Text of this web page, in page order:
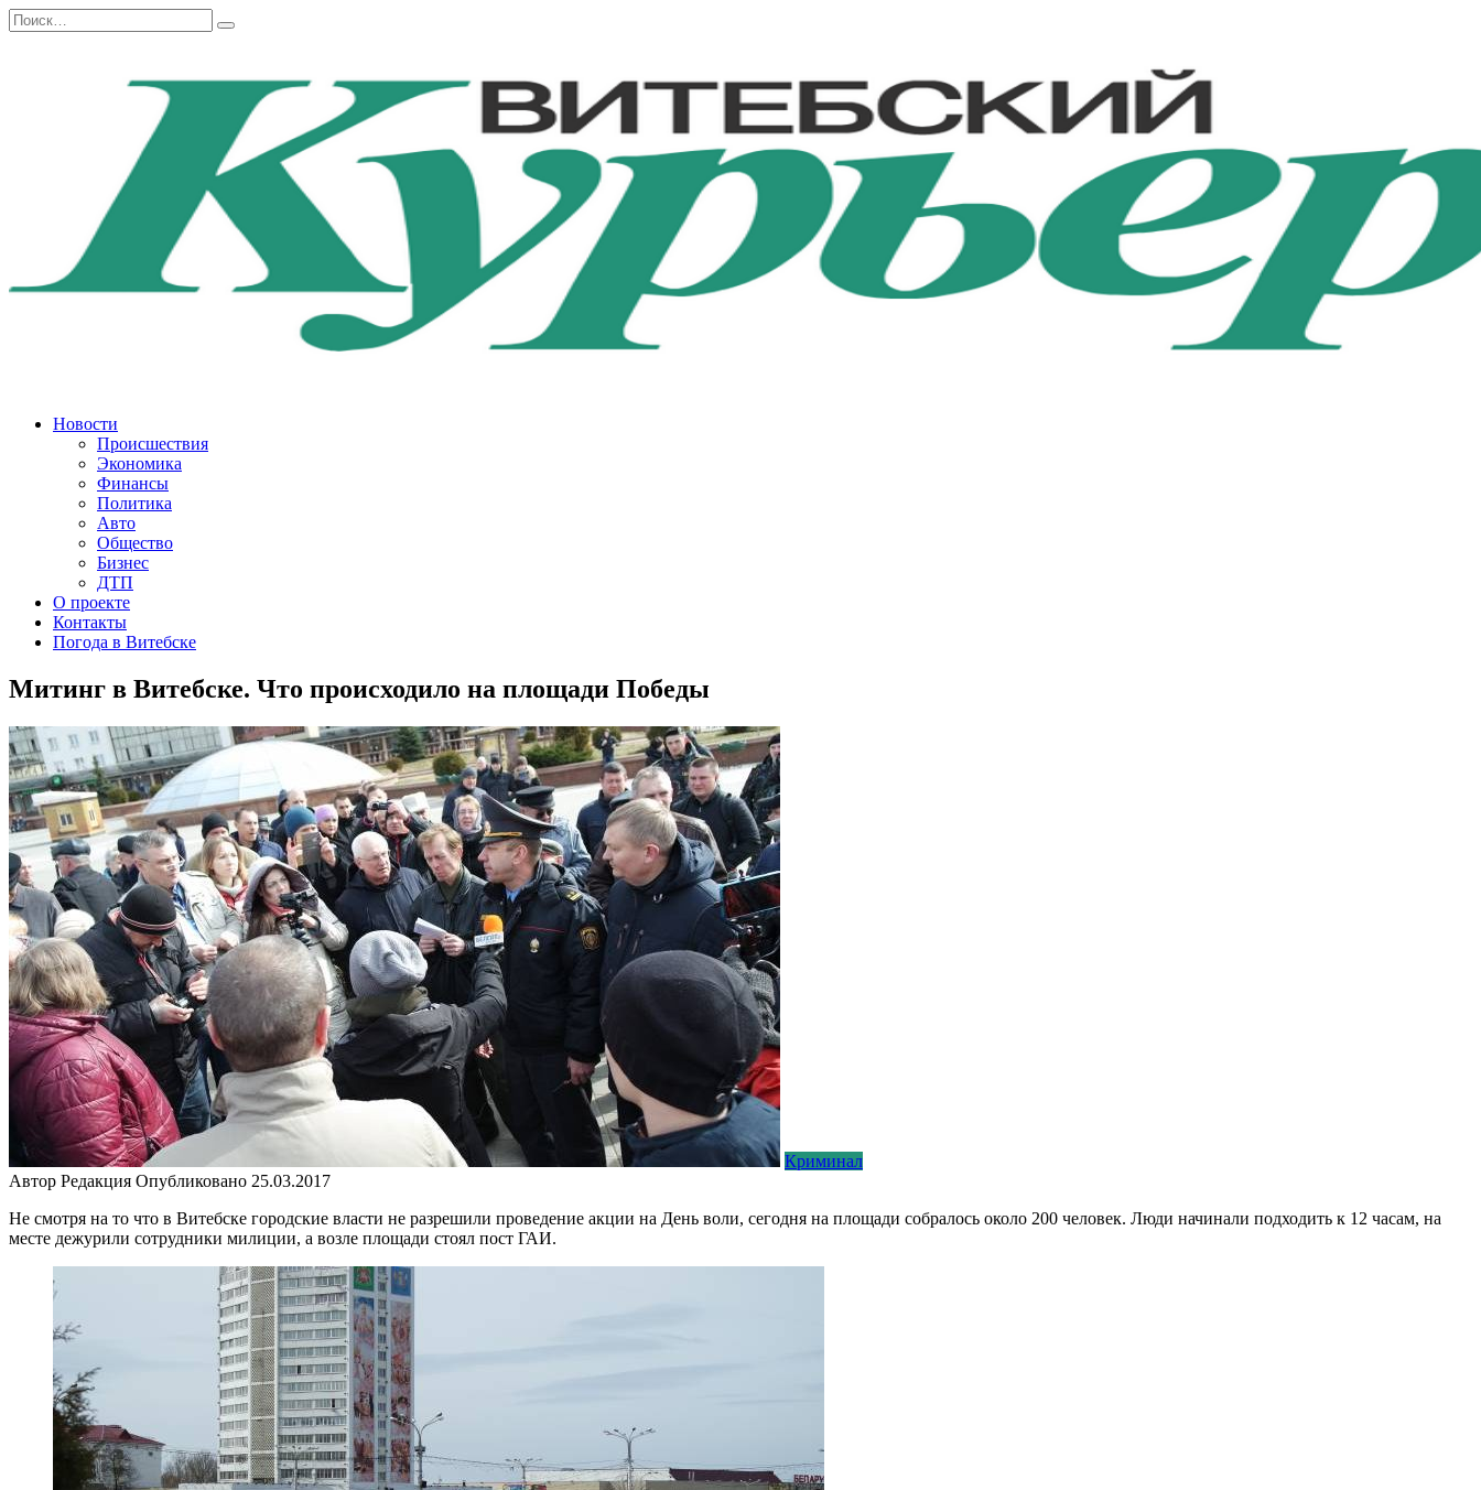
Перейти
к
Search
for:
Новости
Происшествия
Экономика
Финансы
Политика
Авто
Общество
Бизнес
ДТП
О проекте
Контакты
Погода в Витебске
Митинг в Витебске. Что происходило на площади Победы
Криминал
Автор Редакция Опубликовано 25.03.2017
Не смотря на то что в Витебске городские власти не разрешили проведение акции на День воли, сегодня на площади собралось около 200 человек. Люди начинали подходить к 12 часам, на
месте дежурили сотрудники милиции, а возле площади стоял пост ГАИ.